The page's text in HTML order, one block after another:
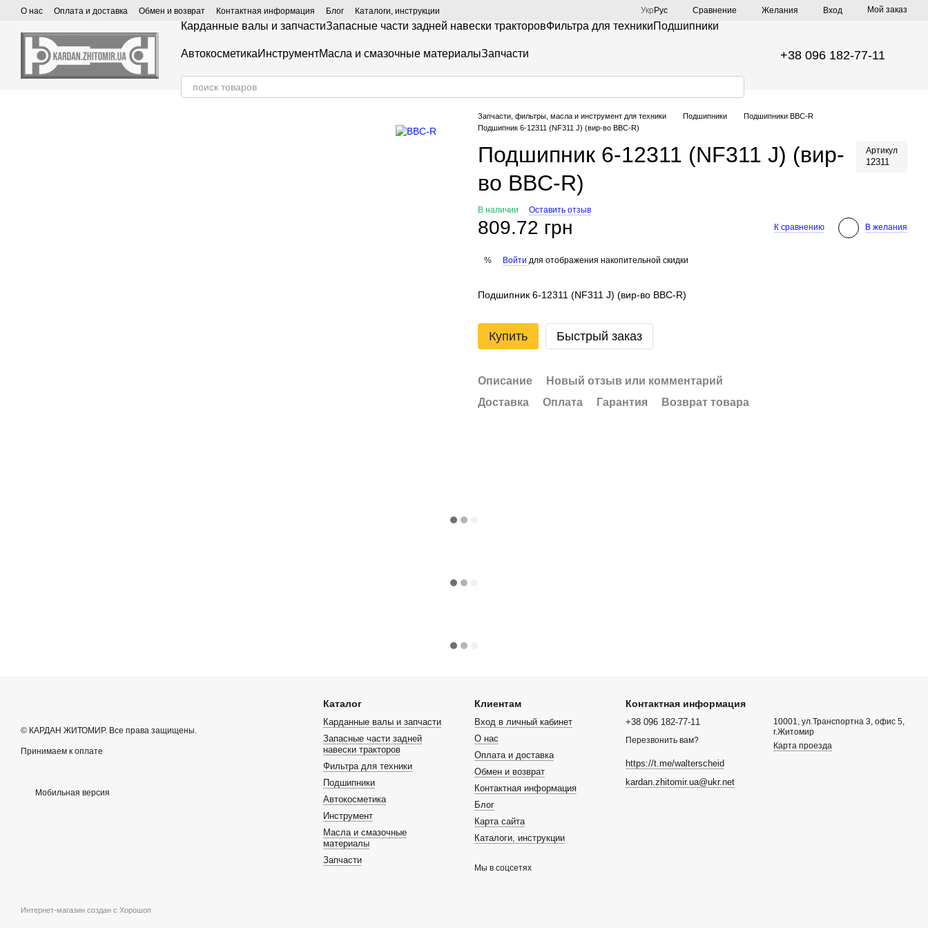
Перейти к основному контенту
О нас Оплата и доставка Обмен и возврат Контактная информация Блог Каталоги, инструкции Укр Рус Сравнение Желания Вход Мой заказ
Карданные валы и запчастиЗапасные части задней навески тракторовФильтра для техникиПодшипники
АвтокосметикаИнструментМасла и смазочные материалыЗапчасти +38 096 182-77-11
Запчасти, фильтры, масла и инструмент для техники Подшипники
Подшипники BBC-R
Подшипник 6-12311 (NF311 J) (вир-во BBC-R)
Подшипник 6-12311 (NF311 J) (вир-
во BBC-R)
Артикул
12311
В наличии Оставить отзыв
809.72 грн К сравнению В желания
% Войти для отображения накопительной скидки
Подшипник 6-12311 (NF311 J) (вир-во BBC-R)
Купить Быстрый заказ
Описание
Новый отзыв или комментарий
Доставка
Оплата Гарантия Возврат товара
© КАРДАН ЖИТОМИР. Все права защищены.
Принимаем к оплате
Мобильная версия
Интернет-магазин создан с Хорошоп
Каталог
Карданные валы и запчасти
Запасные части задней
навески тракторов
Фильтра для техники
Подшипники
Автокосметика
Инструмент
Масла и смазочные
материалы
Запчасти
Клиентам
Вход в личный кабинет
О нас
Оплата и доставка
Обмен и возврат
Контактная информация
Блог
Карта сайта
Каталоги, инструкции
Мы в соцсетях
Контактная информация
+38 096 182-77-11
Перезвонить вам?
https://t.me/walterscheid
kardan.zhitomir.ua@ukr.net
10001, ул.Транспортна 3, офис 5,
г.Житомир
Карта проезда